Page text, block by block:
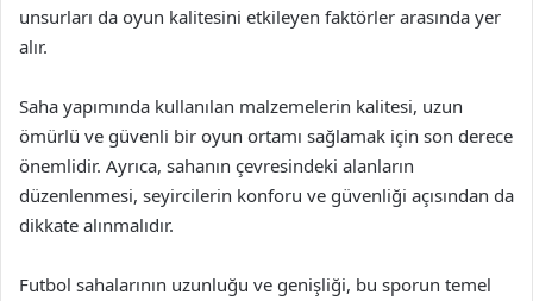
unsurları da oyun kalitesini etkileyen faktörler arasında yer
alır.
Saha yapımında kullanılan malzemelerin kalitesi, uzun
ömürlü ve güvenli bir oyun ortamı sağlamak için son derece
önemlidir. Ayrıca, sahanın çevresindeki alanların
düzenlenmesi, seyircilerin konforu ve güvenliği açısından da
dikkate alınmalıdır.
Futbol sahalarının uzunluğu ve genişliği, bu sporun temel